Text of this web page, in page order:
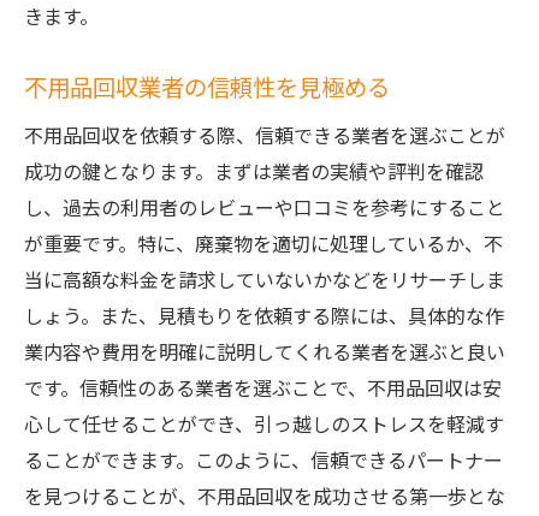
きます。
不用品回収業者の信頼性を見極める
不用品回収を依頼する際、信頼できる業者を選ぶことが
成功の鍵となります。まずは業者の実績や評判を確認
し、過去の利用者のレビューや口コミを参考にすること
が重要です。特に、廃棄物を適切に処理しているか、不
当に高額な料金を請求していないかなどをリサーチしま
しょう。また、見積もりを依頼する際には、具体的な作
業内容や費用を明確に説明してくれる業者を選ぶと良い
です。信頼性のある業者を選ぶことで、不用品回収は安
心して任せることができ、引っ越しのストレスを軽減す
ることができます。このように、信頼できるパートナー
を見つけることが、不用品回収を成功させる第一歩とな